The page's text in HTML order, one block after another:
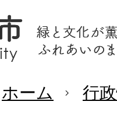
ホーム
行